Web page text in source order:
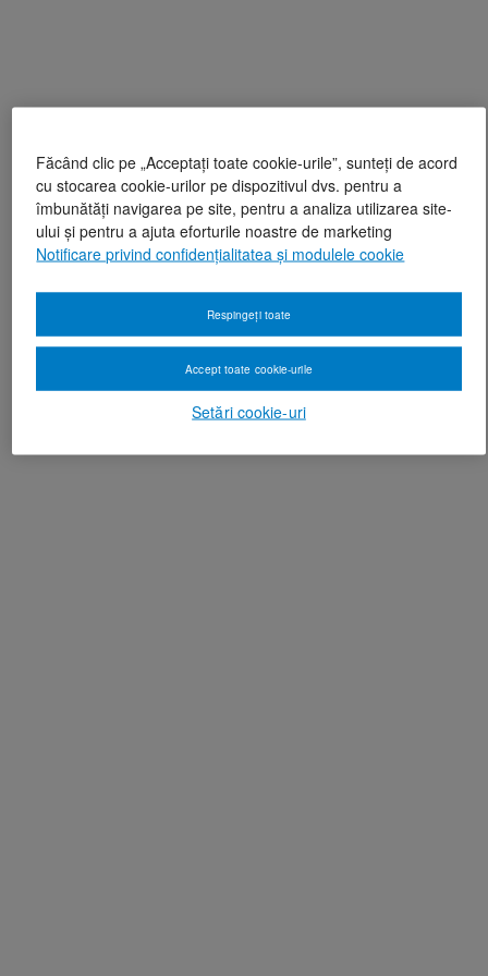
Făcând clic pe „Acceptați toate cookie-urile”, sunteți de acord
cu stocarea cookie-urilor pe dispozitivul dvs. pentru a
îmbunătăți navigarea pe site, pentru a analiza utilizarea site-
ului și pentru a ajuta eforturile noastre de marketing
Notificare privind confidențialitatea și modulele cookie
Setări cookie-uri
Respingeți toate
Accept toate cookie-urile